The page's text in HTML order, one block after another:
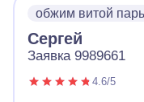
обжим витой
Сергей
Заявка 9989661
4.6/5